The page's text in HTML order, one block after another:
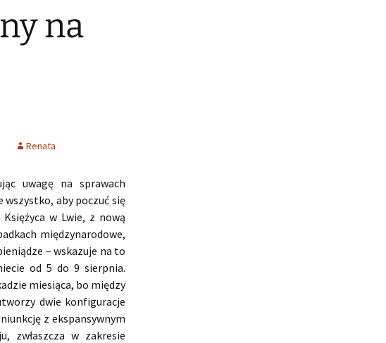
na
Renata
uwagę na sprawach
wszystko, aby poczuć się
w Lwie, z nową
międzynarodowe,
– wskazuje na to
od 5 do 9 sierpnia.
miesiąca, bo między
dwie konfiguracje
z ekspansywnym
zwłaszcza w zakresie